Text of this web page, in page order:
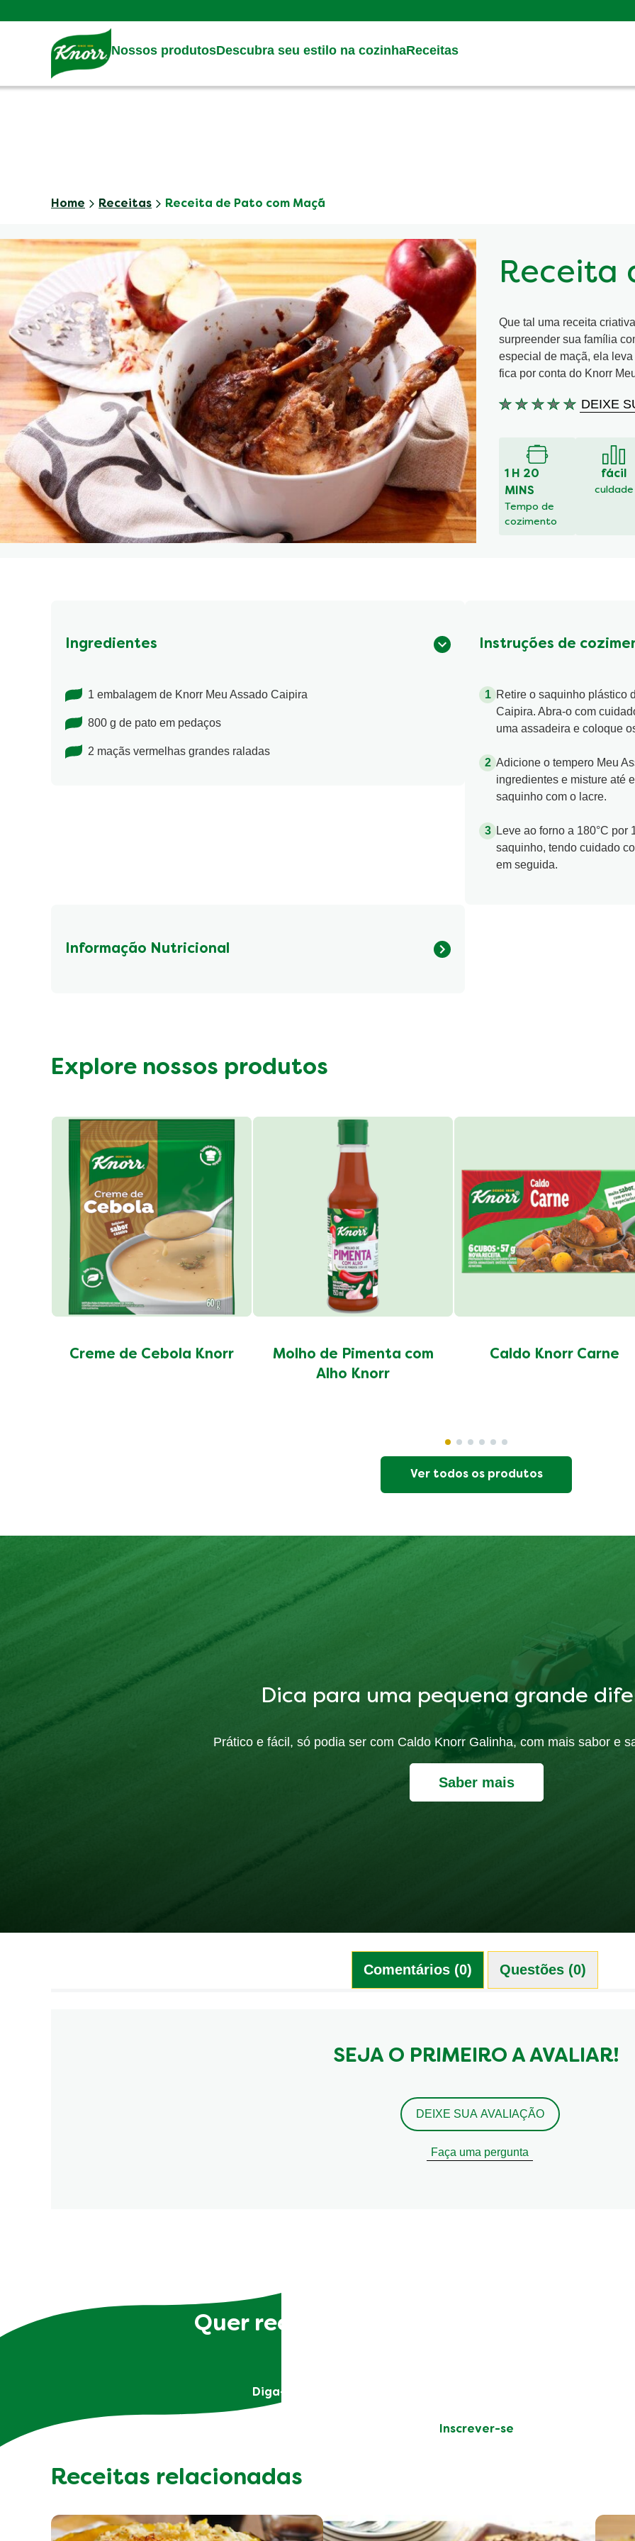
Main content
Nossos produtosDescubra seu estilo na cozinhaReceitas
Home Receitas Receita de Pato com Maçã
Receita
Que tal uma receita
surpreender sua família
especial de maçã, ela
fica por conta do Knorr
Nenhuma
este
recipe
DEIXE
1 H 20
MINS
Tempo de
cozimento
fácil
culdade
Ingredientes
1 embalagem de Knorr Meu Assado Caipira
800 g de pato em pedaços
2 maçãs vermelhas grandes raladas
Instruções de
Retire o saquinho plástico
Caipira. Abra-o com
uma assadeira e coloque
Adicione o tempero Meu
ingredientes e misture até
saquinho com o lacre.
Leve ao forno a 180°C por
saquinho, tendo cuidado
em seguida.
Informação Nutricional
Explore nossos produtos
Creme de Cebola Knorr
Molho de Pimenta com
Alho Knorr
Caldo Knorr Carne
Ver todos os produtos
Dica para uma pequena grande
Prático e fácil, só podia ser com Caldo Knorr Galinha, com mais sabor e
Saber mais
Comentários (0) Questões (0)
SEJA O PRIMEIRO A AVALIAR!
DEIXE SUA AVALIAÇÃO
Faça uma pergunta
Quer receber receitas, dicas e truques
Diga-nos quais são as suas preferências culinárias e nós
Inscrever-se
Receitas relacionadas